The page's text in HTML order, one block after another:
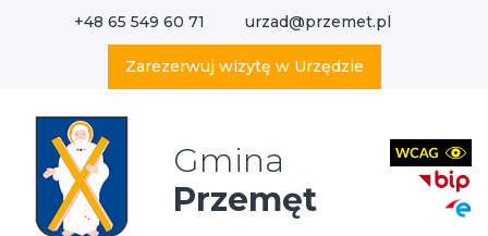
+48 65 549 60 71 urzad@przemet.pl
Zarezerwuj wizytę w Urzędzie
Gmina
Przemęt
Wyszukaj w serwisie